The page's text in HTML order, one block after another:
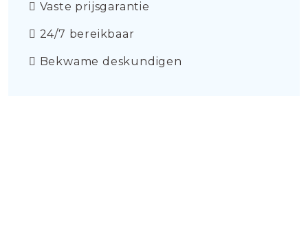
Vaste prijsgarantie
24/7 bereikbaar
Bekwame deskundigen